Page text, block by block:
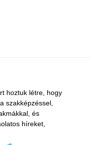
hoztuk létre, hogy
szakképzéssel,
és
híreket,